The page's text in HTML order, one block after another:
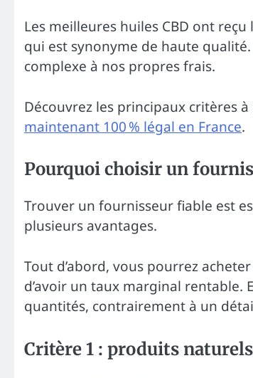
Les meilleures huiles CBD ont
qui est synonyme de haute
complexe à nos propres frais.
Découvrez les principaux critères
maintenant 100 % légal en France.
Pourquoi choisir un
Trouver un fournisseur fiable est
plusieurs avantages.
Tout d’abord, vous pourrez
d’avoir un taux marginal rentable.
quantités, contrairement à un
Critère 1 : produits naturels